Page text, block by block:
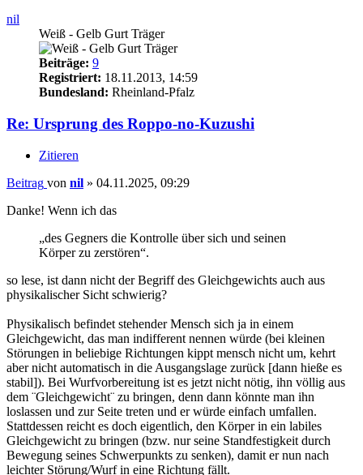
nil
Weiß - Gelb Gurt Träger
Beiträge: 9
Registriert: 18.11.2013, 14:59
Bundesland: Rheinland-Pfalz
Re: Ursprung des Roppo-no-Kuzushi
Zitieren
Beitrag von nil » 04.11.2025, 09:29
Danke! Wenn ich das
„des Gegners die Kontrolle über sich und seinen
Körper zu zerstören“.
so lese, ist dann nicht der Begriff des Gleichgewichts auch aus
physikalischer Sicht schwierig?
Physikalisch befindet stehender Mensch sich ja in einem
Gleichgewicht, das man indifferent nennen würde (bei kleinen
Störungen in beliebige Richtungen kippt mensch nicht um, kehrt
aber nicht automatisch in die Ausgangslage zurück [dann hieße es
stabil]). Bei Wurfvorbereitung ist es jetzt nicht nötig, ihn völlig aus
dem ¨Gleichgewicht¨ zu bringen, denn dann könnte man ihn
loslassen und zur Seite treten und er würde einfach umfallen.
Stattdessen reicht es doch eigentlich, den Körper in ein labiles
Gleichgewicht zu bringen (bzw. nur seine Standfestigkeit durch
Bewegung seines Schwerpunkts zu senken), damit er nun nach
leichter Störung/Wurf in eine Richtung fällt.